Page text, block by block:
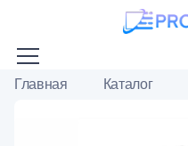
Главная Каталог